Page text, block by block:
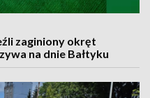
zaginiony okręt
na dnie Bałtyku